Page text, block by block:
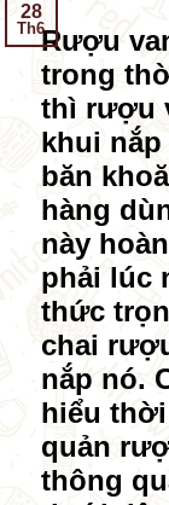
28
Th6Rượu
trong
thì rượu
khui
băn
hàng
này
phải lúc
thức
chai
nắp nó.
hiểu
quản
thông